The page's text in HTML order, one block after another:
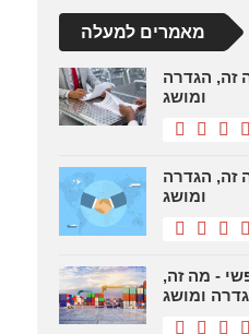
מאמרים למעלה
זה, הגדרה
ומושג
זה, הגדרה
ומושג
- מה זה,
ומושג